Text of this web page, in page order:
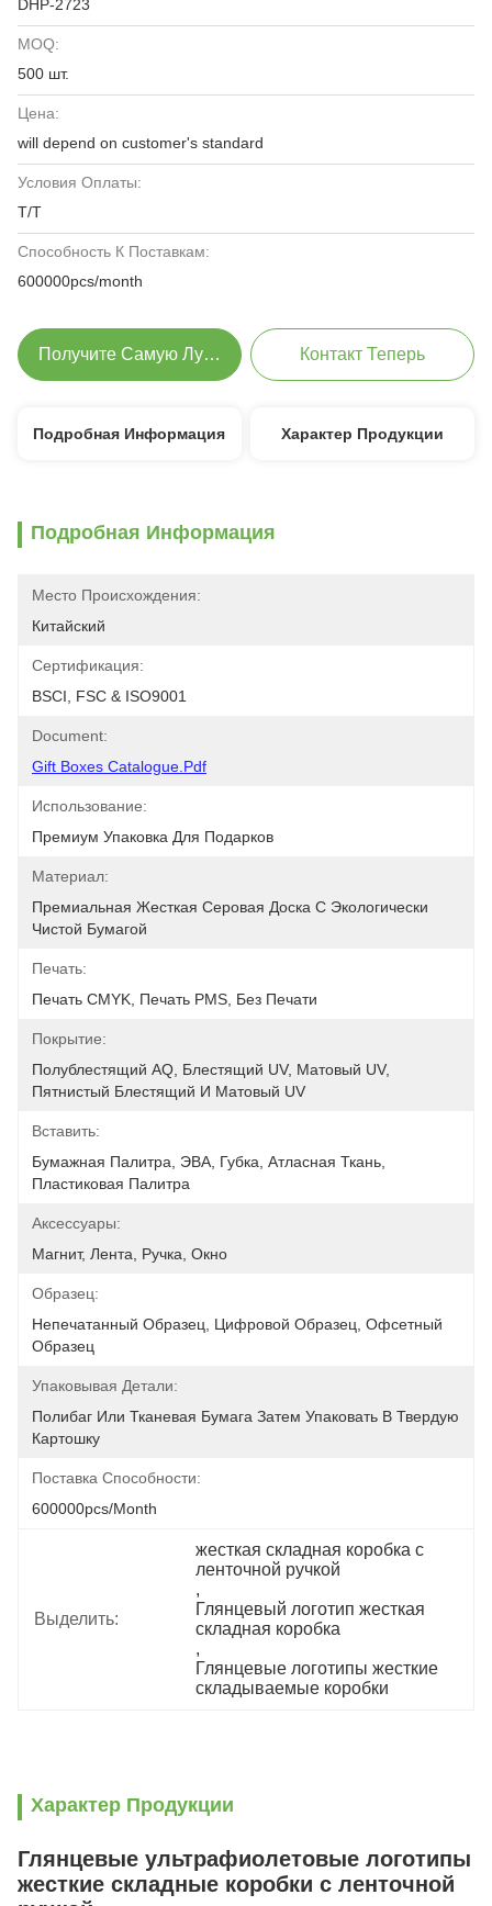
DHP-2723
MOQ:
500 шт.
Цена:
will depend on customer's standard
Условия Оплаты:
T/T
Способность К Поставкам:
600000pcs/month
Получите Самую Лучшую Цену Контакт Теперь
Подробная Информация Характер Продукции
Подробная Информация
Место Происхождения:
Китайский
Сертификация:
BSCI, FSC & ISO9001
Document:
Gift Boxes Catalogue.pdf
Использование:
Премиум Упаковка Для Подарков
Материал:
Премиальная Жесткая Серовая Доска С Экологически
Чистой Бумагой
Печать:
Печать CMYK, Печать PMS, Без Печати
Покрытие:
Полублестящий AQ, Блестящий UV, Матовый UV,
Пятнистый Блестящий И Матовый UV
Вставить:
Бумажная Палитра, ЭВА, Губка, Атласная Ткань,
Пластиковая Палитра
Аксессуары:
Магнит, Лента, Ручка, Окно
Образец:
Непечатанный Образец, Цифровой Образец, Офсетный
Образец
Упаковывая Детали:
Полибаг Или Тканевая Бумага Затем Упаковать В Твердую
Картошку
Поставка Способности:
600000pcs/month
Выделить:
жесткая складная коробка с
ленточной ручкой
,
Глянцевый логотип жесткая
складная коробка
,
Глянцевые логотипы жесткие
складываемые коробки
Характер Продукции
Глянцевые ультрафиолетовые логотипы
жесткие складные коробки с ленточной